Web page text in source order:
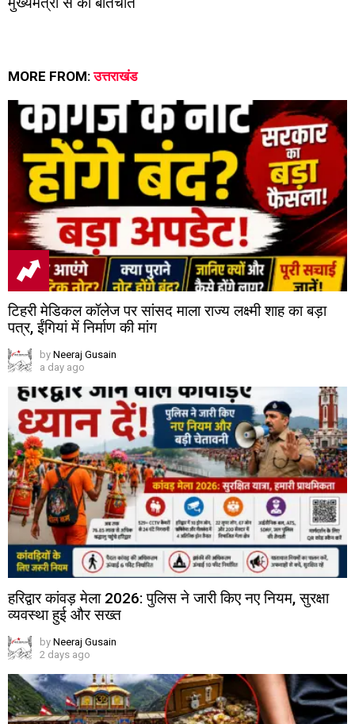
MORE FROM:उत्तराखंड
टिहरी मेडिकल कॉलेज पर सांसद माला राज्य लक्ष्मी शाह का बड़ा
पत्र, ईंगियां में निर्माण की मांग
by Neeraj Gusain
a day ago
हरिद्वार कांवड़ मेला 2026: पुलिस ने जारी किए नए नियम, सुरक्षा
व्यवस्था हुई और सख्त
by Neeraj Gusain
2 days ago